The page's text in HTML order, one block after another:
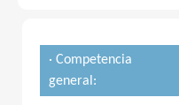
· Competencia
general: